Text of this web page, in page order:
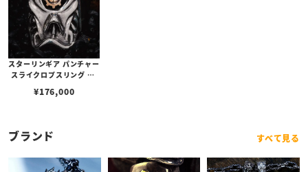
スターリンギア パンチャー
スライクロプスリング w/
¥176,000
ブランド すべて見る